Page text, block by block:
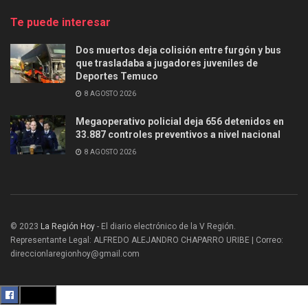
Te puede interesar
Dos muertos deja colisión entre furgón y bus
que trasladaba a jugadores juveniles de
Deportes Temuco
8 AGOSTO 2026
Megaoperativo policial deja 656 detenidos en
33.887 controles preventivos a nivel nacional
8 AGOSTO 2026
© 2023 La Región Hoy - El diario electrónico de la V Región.
Representante Legal: ALFREDO ALEJANDRO CHAPARRO URIBE | Correo:
direccionlaregionhoy@gmail.com